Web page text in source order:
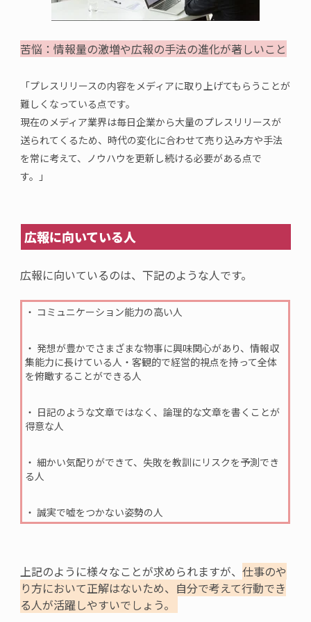
苦悩：情報量の激増や広報の手法の進化が著しいこと
「プレスリリースの内容をメディアに取り上げてもらうことが
難しくなっている点です。
現在のメディア業界は毎日企業から大量のプレスリリースが
送られてくるため、時代の変化に合わせて売り込み方や手法
を常に考えて、ノウハウを更新し続ける必要がある点で
す。」
広報に向いている人
広報に向いているのは、下記のような人です。
・ コミュニケーション能力の高い人
・ 発想が豊かでさまざまな物事に興味関心があ り、情報収
集能力に長けている人・客観的で経営的視点を持って全体
を俯瞰することができる人
・ 日記のような文章ではなく、論理的な文章を書くことが
得意な人
・ 細かい気配りができて、失敗を教訓にリスクを予測でき
る人
・ 誠実で嘘をつかない姿勢の人
上記のように様々なことが求められますが、仕事のや
り方において正解はないため、自分で考えて行動でき
る人が活躍しやすいでしょう。